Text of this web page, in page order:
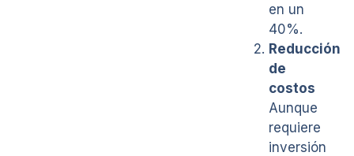
en un
40%.
Reducción
de
costos
Aunque
requiere
inversión